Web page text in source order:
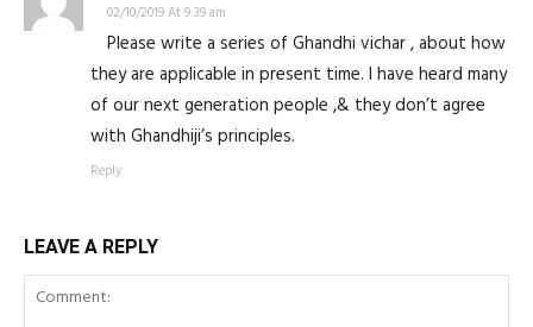
02/10/2019 At 9:39 am
Please write a series of Ghandhi vichar , about how
they are applicable in present time. I have heard many
of our next generation people ,& they don’t agree
with Ghandhiji’s principles.
Reply
LEAVE A REPLY